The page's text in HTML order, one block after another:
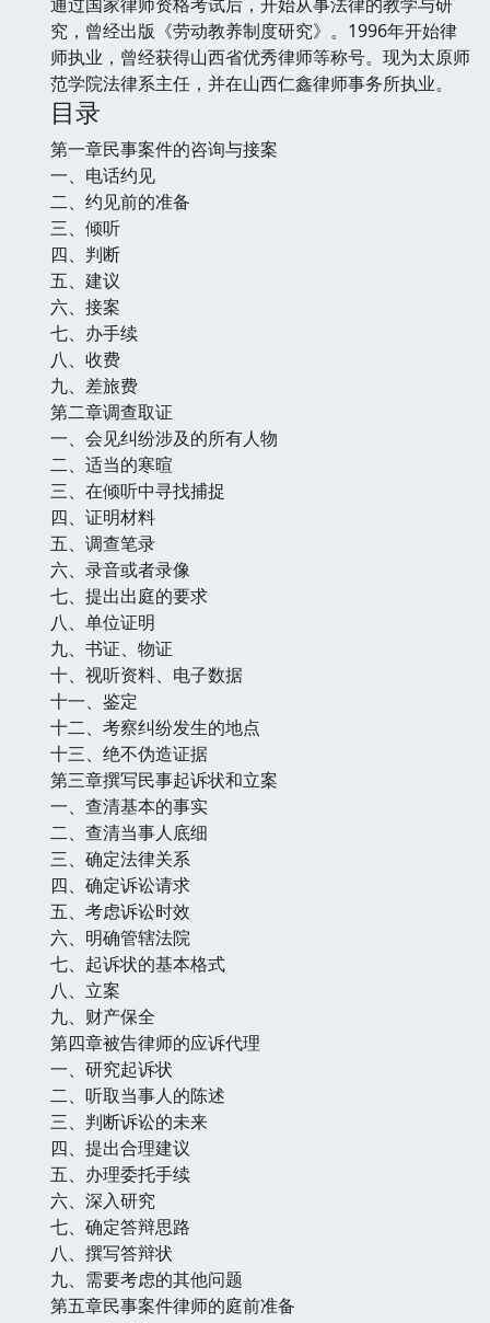
究，曾经出版《劳动教养制度研究》。1996年开始律
师执业，曾经获得山西省优秀律师等称号。现为太原师
范学院法律系主任，并在山西仁鑫律师事务所执业。
目录
第一章民事案件的咨询与接案
一、电话约见
二、约见前的准备
三、倾听
四、判断
五、建议
六、接案
七、办手续
八、收费
九、差旅费
第二章调查取证
一、会见纠纷涉及的所有人物
二、适当的寒暄
三、在倾听中寻找捕捉
四、证明材料
五、调查笔录
六、录音或者录像
七、提出出庭的要求
八、单位证明
九、书证、物证
十、视听资料、电子数据
十一、鉴定
十二、考察纠纷发生的地点
十三、绝不伪造证据
第三章撰写民事起诉状和立案
一、查清基本的事实
二、查清当事人底细
三、确定法律关系
四、确定诉讼请求
五、考虑诉讼时效
六、明确管辖法院
七、起诉状的基本格式
八、立案
九、财产保全
第四章被告律师的应诉代理
一、研究起诉状
二、听取当事人的陈述
三、判断诉讼的未来
四、提出合理建议
五、办理委托手续
六、深入研究
七、确定答辩思路
八、撰写答辩状
九、需要考虑的其他问题
第五章民事案件律师的庭前准备